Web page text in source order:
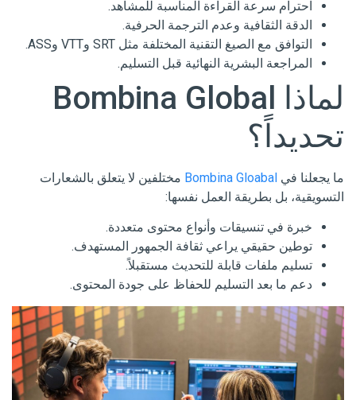
احترام سرعة القراءة المناسبة للمشاهد.
الدقة الثقافية وعدم الترجمة الحرفية.
التوافق مع الصيغ التقنية المختلفة مثل SRT وVTT وASS.
المراجعة البشرية النهائية قبل التسليم.
لماذا Bombina Global
تحديداً؟
ما يجعلنا في Bombina Gloabal مختلفين لا يتعلق بالشعارات
التسويقية، بل بطريقة العمل نفسها:
خبرة في تنسيقات وأنواع محتوى متعددة.
توطين حقيقي يراعي ثقافة الجمهور المستهدف.
تسليم ملفات قابلة للتحديث مستقبلاً.
دعم ما بعد التسليم للحفاظ على جودة المحتوى.